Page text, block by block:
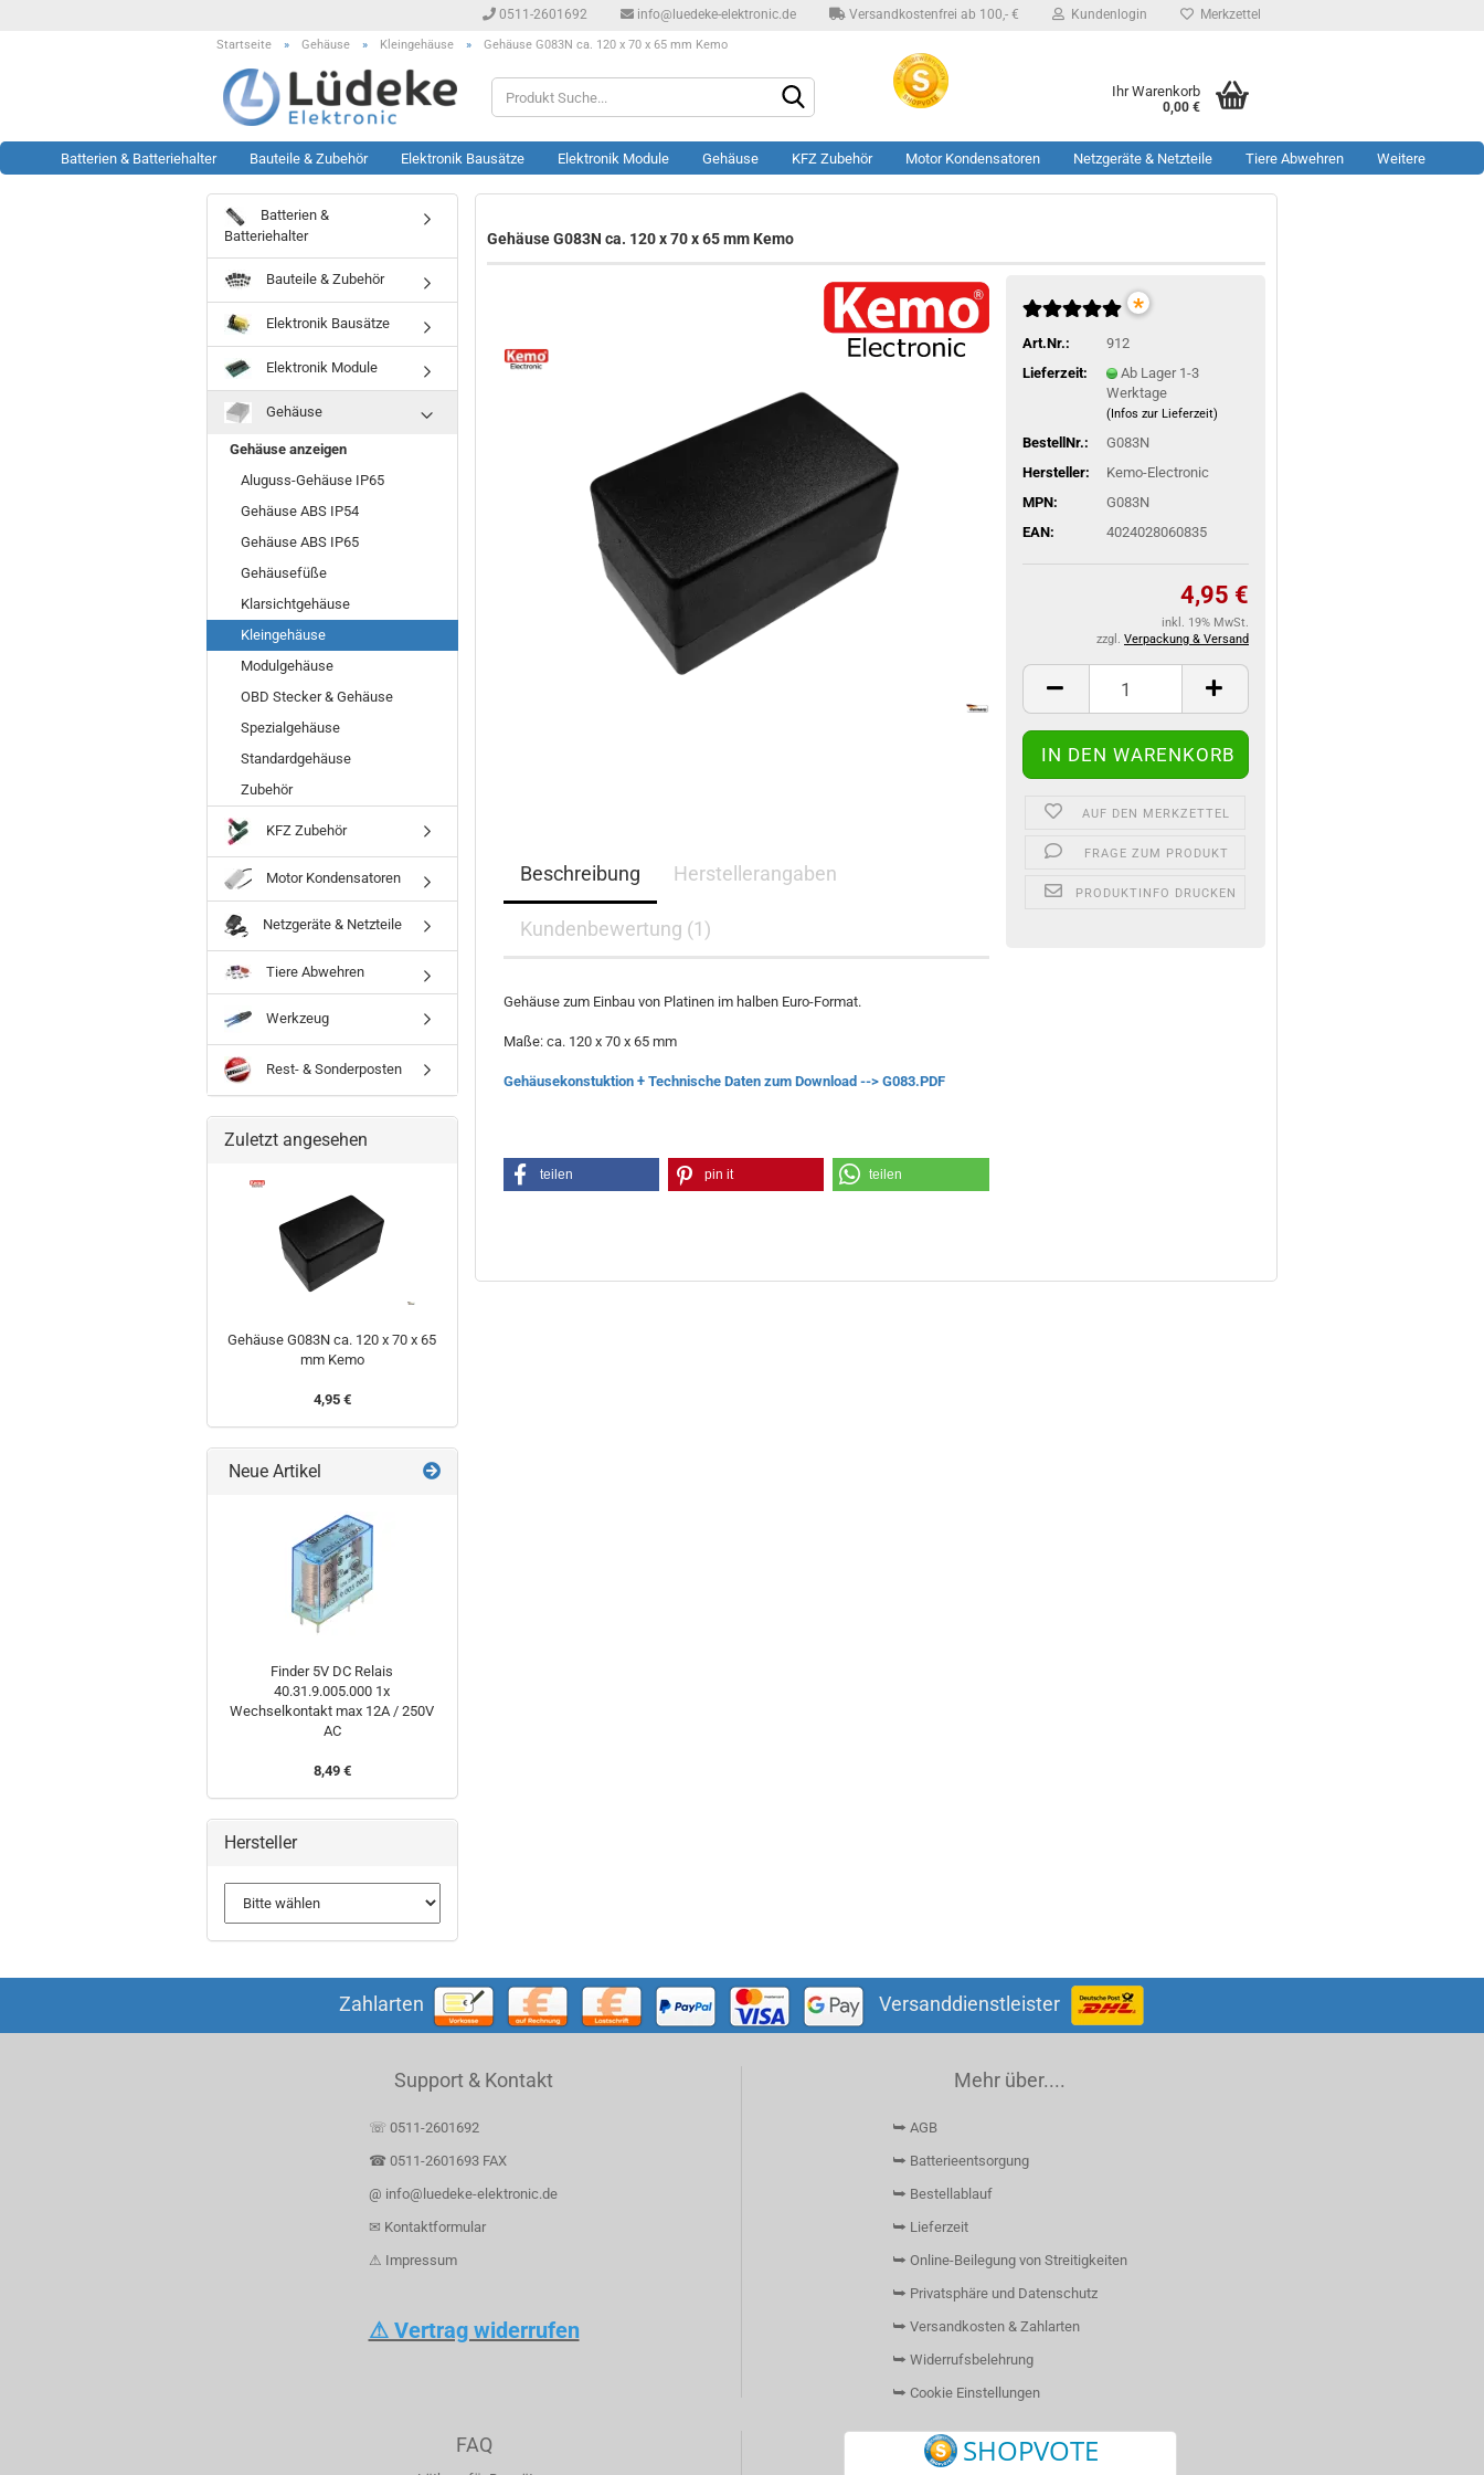
0511-2601692 info@luedeke-elektronic.de Versandkostenfrei ab 100,- € Kundenlogin Merkzettel
Startseite » Gehäuse » Kleingehäuse » Gehäuse G083N ca. 120 x 70 x 65 mm Kemo
Produkt
Ihr Warenkorb
0,00 €
Batterien & Batteriehalter Bauteile & Zubehör Elektronik Bausätze Elektronik Module Gehäuse KFZ Zubehör Motor Kondensatoren Netzgeräte & Netzteile Tiere Abwehren Weitere
Rest- & Sonderposten
Sonderposten Bausätze
Sonderposten KFZ Artikel
Sonderposten LED Technik
Sonderposten Module
Sonderposten Werkzeug
Gehäuse G083N ca. 120 x 70 x 65 mm Kemo
*
Art.Nr.:
912
Lieferzeit:
Ab Lager 1-3
Werktage
(Infos zur Lieferzeit)
BestellNr.:
G083N
Hersteller:
Kemo-Electronic
MPN:
G083N
EAN:
4024028060835
4,95 €
inkl. 19% MwSt.
zzgl. Verpackung & Versand
AUF DEN MERKZETTEL
FRAGE ZUM PRODUKT
PRODUKTINFO DRUCKEN
Beschreibung Herstellerangaben
Kundenbewertung (1)
Gehäuse zum Einbau von Platinen im halben Euro-Format.
Maße: ca. 120 x 70 x 65 mm
Gehäusekonstuktion + Technische Daten zum Download --> G083.PDF
teilen pin it teilen
Batterien &
Batteriehalter
Bauteile & Zubehör
Elektronik Bausätze
Elektronik Module
Gehäuse
Gehäuse anzeigen
Aluguss-Gehäuse IP65
Gehäuse ABS IP54
Gehäuse ABS IP65
Gehäusefüße
Klarsichtgehäuse
Kleingehäuse
Modulgehäuse
OBD Stecker & Gehäuse
Spezialgehäuse
Standardgehäuse
Zubehör
KFZ Zubehör
Motor Kondensatoren
Netzgeräte & Netzteile
Tiere Abwehren
Werkzeug
Rest- & Sonderposten
Zuletzt angesehen
Gehäuse G083N ca. 120 x 70 x 65
mm Kemo
4,95 €
Neue Artikel
Finder 5V DC Relais
40.31.9.005.000 1x
Wechselkontakt max 12A / 250V
AC
8,49 €
Hersteller
Zahlarten Versanddienstleister
Support & Kontakt
☏ 0511-2601692
☎ 0511-2601693 FAX
@ info@luedeke-elektronic.de
✉ Kontaktformular
⚠ Impressum
⚠ Vertrag widerrufen
Mehr über....
⮩ AGB
⮩ Batterieentsorgung
⮩ Bestellablauf
⮩ Lieferzeit
⮩ Online-Beilegung von Streitigkeiten
⮩ Privatsphäre und Datenschutz
⮩ Versandkosten & Zahlarten
⮩ Widerrufsbelehrung
⮩ Cookie Einstellungen
FAQ